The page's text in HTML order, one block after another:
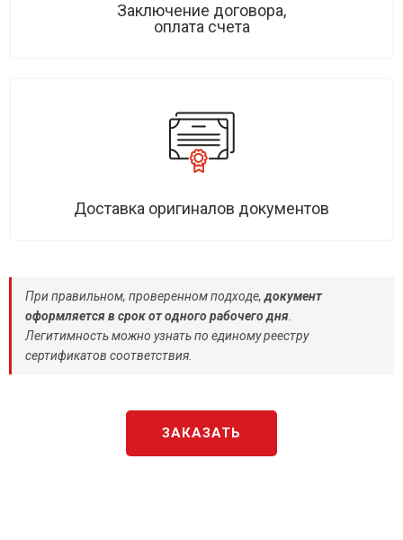
Заключение договора,
оплата счета
Доставка оригиналов документов
При правильном, проверенном подходе,документ
оформляется в срок от одного рабочего дня
Легитимность можно узнать по единому реестру
сертификатов соответствия.
ЗАКАЗАТЬ